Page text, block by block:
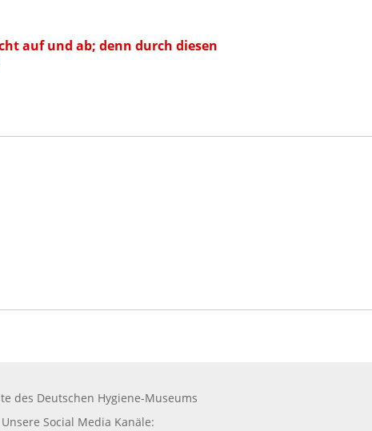
auf und ab; denn durch diesen
des Deutschen Hygiene-Museums
Unsere Social Media Kanäle: